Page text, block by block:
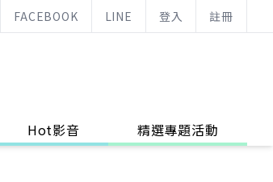
FACEBOOK LINE 登入 註冊
Hot影音 精選專題活動